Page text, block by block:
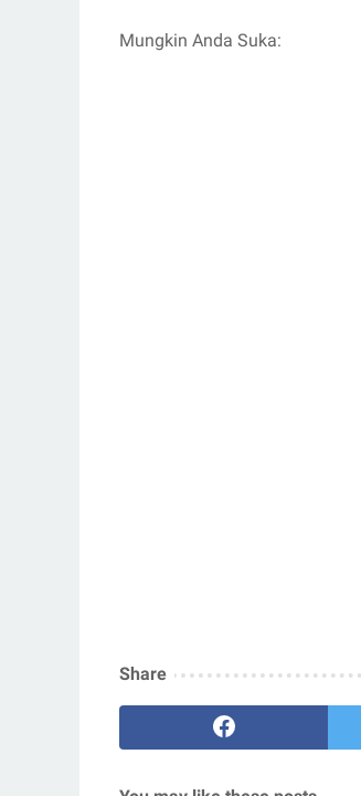
Mungkin Anda Suka:
Share